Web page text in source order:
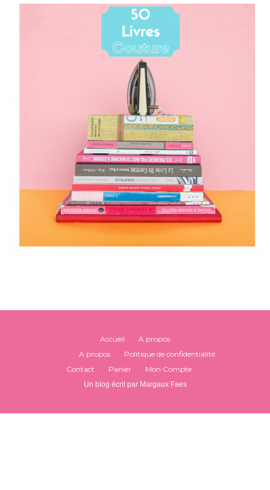
Accueil
A propos
A propos
Politique de confidentialité
Contact
Panier Mon Compte
Un blog écrit par Margaux Faes